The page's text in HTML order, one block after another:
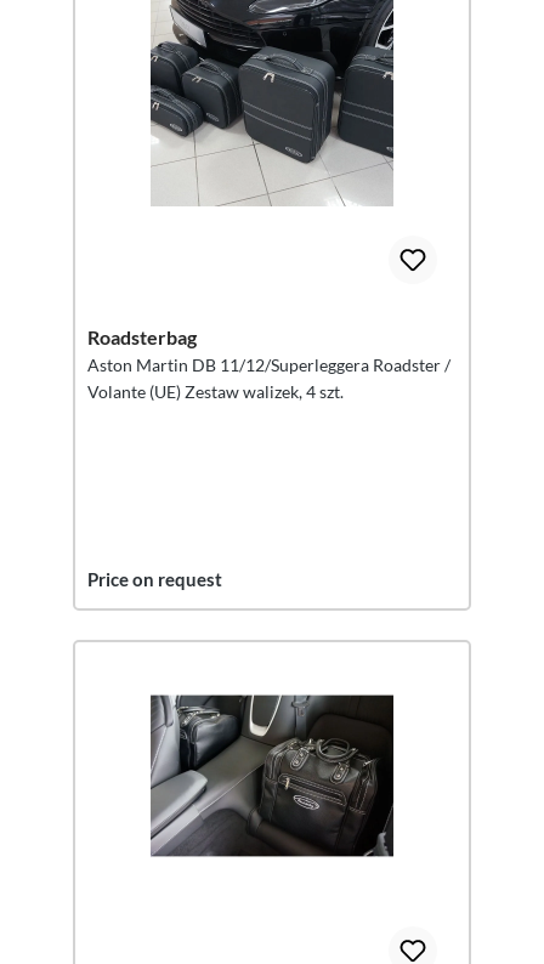
Roadsterbag
Aston Martin DB 11/12/Superleggera Roadster /
Volante (UE) Zestaw walizek, 4 szt.
Price on request